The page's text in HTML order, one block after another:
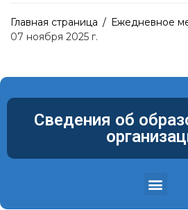
Главная страница / Ежедневное
07 ноября 2025 г.
Сведения об